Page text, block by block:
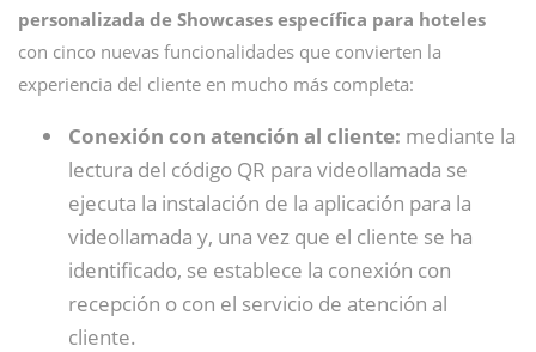
personalizada de Showcases específica para hoteles
con cinco nuevas funcionalidades que convierten la
experiencia del cliente en mucho más completa:
Conexión con atención al cliente: mediante la
lectura del código QR para videollamada se
ejecuta la instalación de la aplicación para la
videollamada y, una vez que el cliente se ha
identificado, se establece la conexión con
recepción o con el servicio de atención al
cliente.